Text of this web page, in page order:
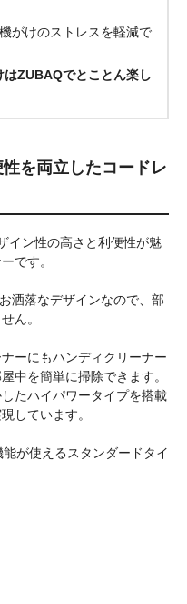
がけのストレスを軽減で
はZUBAQでとことん楽し
を両立したコードレ
イン性の高さと利便性が魅
です。
洒落なデザインなので、部
ん。
ーにもハンディクリーナー
中を簡単に掃除できます。
たハイパワータイプを搭載
しています。
が使えるスタンダードタイ